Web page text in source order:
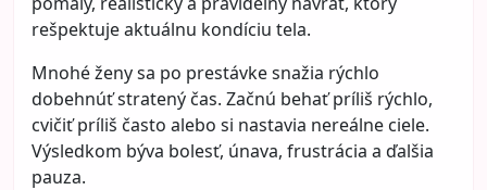
rešpektuje aktuálnu kondíciu tela.
Mnohé ženy sa po prestávke snažia rýchlo
dobehnúť stratený čas. Začnú behať príliš rýchlo,
cvičiť príliš často alebo si nastavia nereálne ciele.
Výsledkom býva bolesť, únava, frustrácia a ďalšia
pauza.